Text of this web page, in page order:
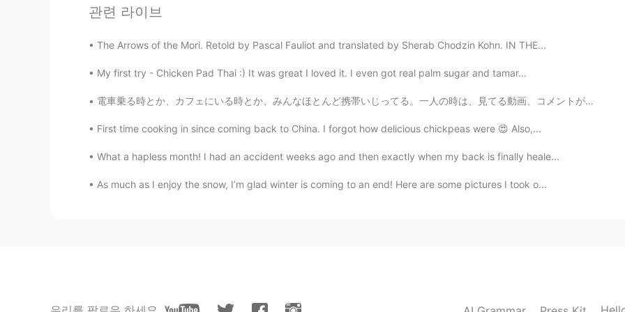
2019.12.27 10:39
はい。明日から冬休みです。 ひゃっほ～い！😝
EN JP
この日本語に間違いがあれば、訂正をお願いします。💕💕
관련 라이브
The Arrows of the Mori. Retold by Pascal Fauliot and translated by Sherab Chodzin Kohn. IN THE...
My first try - Chicken Pad Thai :) It was great I loved it. I even got real palm sugar and tamar...
電車乗る時とか、カフェにいる時とか、みんなほとんど携帯いじってる。一人の時は、見てる動画、コメントがどんだけおもしろくてもたぶんちょっとニヤつくだけ。この間カフェでひっしにコメント読んで、外にい...
First time cooking in since coming back to China. I forgot how delicious chickpeas were 😍 Also,...
What a hapless month! I had an accident weeks ago and then exactly when my back is finally heale...
As much as I enjoy the snow, I’m glad winter is coming to an end! Here are some pictures I took o...